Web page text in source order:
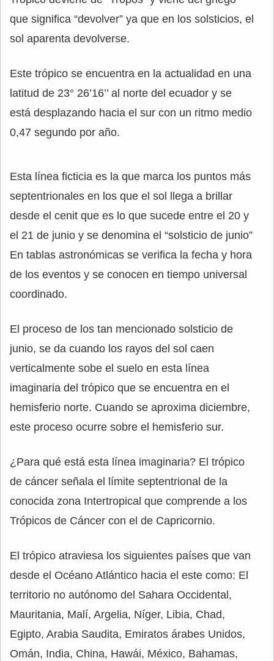
que significa “devolver” ya que en los solsticios, el
sol aparenta devolverse.
Este trópico se encuentra en la actualidad en una
latitud de 23° 26’16’’ al norte del ecuador y se
está desplazando hacia el sur con un ritmo medio
0,47 segundo por año.
Esta línea ficticia es la que marca los puntos más
septentrionales en los que el sol llega a brillar
desde el cenit que es lo que sucede entre el 20 y
el 21 de junio y se denomina el “solsticio de junio”
En tablas astronómicas se verifica la fecha y hora
de los eventos y se conocen en tiempo universal
coordinado.
El proceso de los tan mencionado solsticio de
junio, se da cuando los rayos del sol caen
verticalmente sobe el suelo en esta línea
imaginaria del trópico que se encuentra en el
hemisferio norte. Cuando se aproxima diciembre,
este proceso ocurre sobre el hemisferio sur.
¿Para qué está esta línea imaginaria? El trópico
de cáncer señala el límite septentrional de la
conocida zona Intertropical que comprende a los
Trópicos de Cáncer con el de Capricornio.
El trópico atraviesa los siguientes países que van
desde el Océano Atlántico hacia el este como: El
territorio no autónomo del Sahara Occidental,
Mauritania, Malí, Argelia, Níger, Libia, Chad,
Egipto, Arabia Saudita, Emiratos árabes Unidos,
Omán, India, China, Hawái, México, Bahamas,